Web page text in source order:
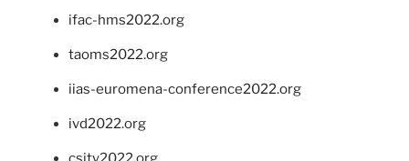
ifac-hms2022.org
taoms2022.org
iias-euromena-conference2022.org
ivd2022.org